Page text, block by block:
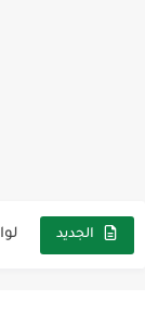
الجديد